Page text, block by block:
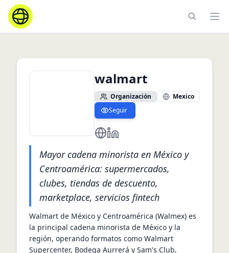
walmart
Organización
Mexico
Seguir
https://www.walmex.mx/en/
https://www.linkedin.com/
Mayor cadena minorista en México y
Centroamérica: supermercados,
clubes, tiendas de descuento,
marketplace, servicios fintech
Walmart de México y Centroamérica (Walmex) es
la principal cadena minorista de México y la
región, operando formatos como Walmart
Supercenter, Bodega Aurrerá y Sam's Club,